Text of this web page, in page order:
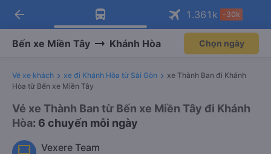
Tải app Vexere ngay!
Nhận ưu đãi thành viên độc
Mở app
Tải app Vexere
-30k/ghế khi đặt vé máy bay qua
Mở app
arrow_back 1.361 k -30k
Bến xe Miền Tây Khánh Hòa Chọn ngày
Vé xe khách xe đi Khánh Hòa từ Sài Gòn
xe Thành Ban đi Khánh
Hòa từ Bến xe Miền Tây
Vé xe Thành Ban từ Bến xe Miền Tây đi Khánh
Hòa: 6 chuyến mỗi ngày
Vexere Team